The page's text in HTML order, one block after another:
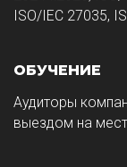
ISO/IEC 27035,
ОБУЧЕНИЕ
Аудиторы
выездом на